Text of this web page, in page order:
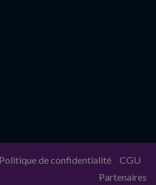
Politique de confidentialité
CGU
Partenaires